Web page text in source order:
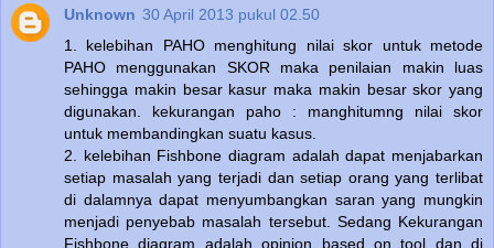
Unknown 30 April 2013 pukul 02.50
1. kelebihan PAHO menghitung nilai skor untuk metode
PAHO menggunakan SKOR maka penilaian makin luas
sehingga makin besar kasur maka makin besar skor yang
digunakan. kekurangan paho : manghitumng nilai skor
untuk membandingkan suatu kasus.
2. kelebihan Fishbone diagram adalah dapat menjabarkan
setiap masalah yang terjadi dan setiap orang yang terlibat
di dalamnya dapat menyumbangkan saran yang mungkin
menjadi penyebab masalah tersebut. Sedang Kekurangan
Fishbone diagram adalah opinion based on tool dan di